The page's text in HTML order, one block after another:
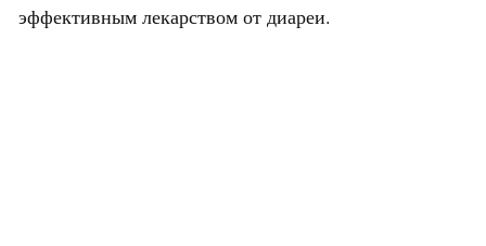
эффективным лекарством от диареи.